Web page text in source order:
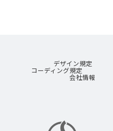
デザイン規定
コーディング規定
会社情報